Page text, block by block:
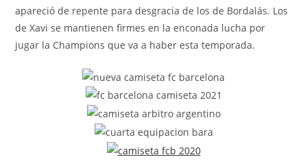
apareció de repente para desgracia de los de Bordalás. Los
de Xavi se mantienen firmes en la enconada lucha por
jugar la Champions que va a haber esta temporada.